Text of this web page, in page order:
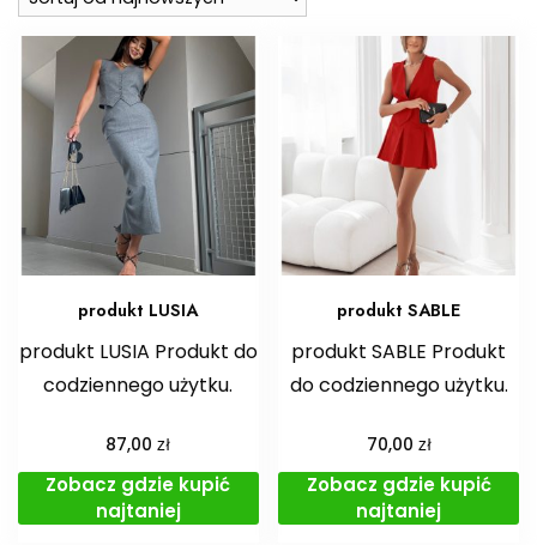
produkt LUSIA
produkt LUSIA Produkt do
codziennego użytku.
87,00zł
Zobacz gdzie kupić
najtaniej
produkt SABLE
produkt SABLE Produkt
do codziennego użytku.
70,00 zł
Zobacz gdzie kupić
najtaniej